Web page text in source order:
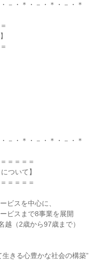
－・＊・－・＊・－・＊
－・＊・－・＊・－・＊
＝＝＝＝
ついて】
＝＝＝＝
ビスを中心に、
ビスまで8事業を展開
越（2歳から97歳まで）
きる心豊かな社会の構築”